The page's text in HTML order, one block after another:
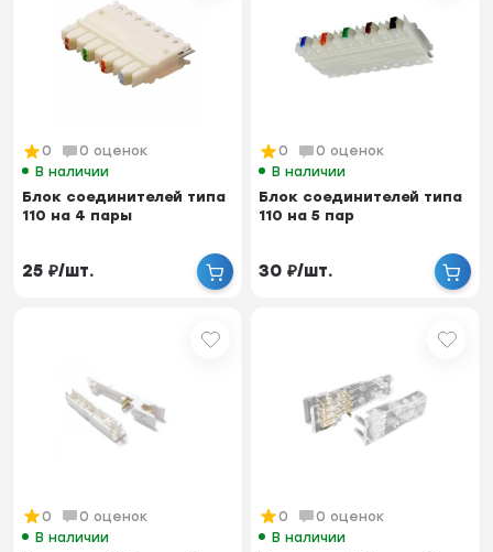
0
0 оценок
В наличии
Блок соединителей типа
110 на 4 пары
25 ₽/шт.
0
0 оценок
В наличии
Блок соединителей типа
110 на 5 пар
30 ₽/шт.
0
0 оценок
В наличии
0
0 оценок
В наличии